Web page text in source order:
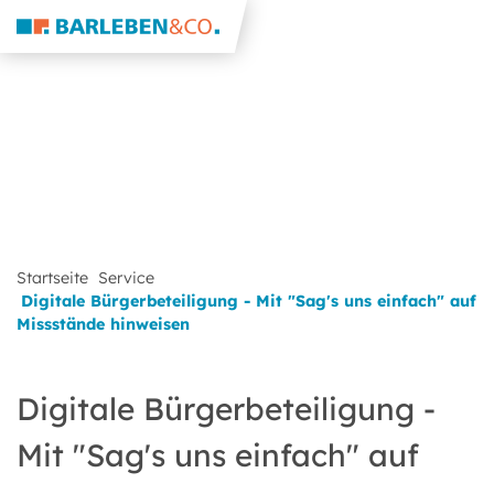
Startseite Service
Digitale Bürgerbeteiligung - Mit "Sag's uns einfach" auf
Missstände hinweisen
Digitale Bürgerbeteiligung -
Mit "Sag's uns einfach" auf